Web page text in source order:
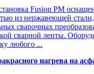
Fusion PM
из нержавеющей
сварочных
сварной ленты.
любого ...
нагрева на